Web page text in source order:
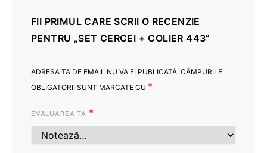
FII PRIMUL CARE SCRII O RECENZIE
PENTRU „SET CERCEI + COLIER 443”
ADRESA TA DE EMAIL NU VA FI PUBLICATĂ. CÂMPURILE
OBLIGATORII SUNT MARCATE CU *
EVALUAREA TA *